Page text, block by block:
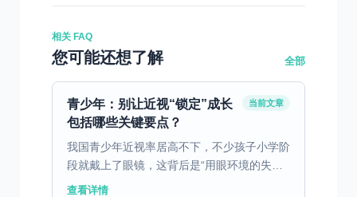
相关 FAQ
您可能还想了解 全部
青少年：别让近视“锁定”成长
包括哪些关键要点？
当前文章
我国青少年近视率居高不下，不少孩子小学阶
段就戴上了眼镜，这背后是“用眼环境的失
衡”：教室照明不合格、书桌高度与身高不匹
查看详情